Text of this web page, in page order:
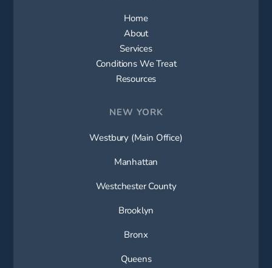
Home
About
Services
Conditions We Treat
Resources
NEW YORK
Westbury (Main Office)
Manhattan
Westchester County
Brooklyn
Bronx
Queens